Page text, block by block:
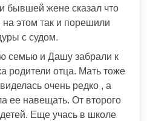
бывшей жене сказал что
этом так и порешили
с судом.
семью и Дашу забрали к
родители отца. Мать тоже
очень редко , а
ее навещать. От второго
Еще учась в школе